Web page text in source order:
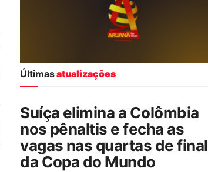
Últimasatualizações
Suíça elimina a Colômbia
nos pênaltis e fecha as
vagas nas quartas de final
da Copa do Mundo